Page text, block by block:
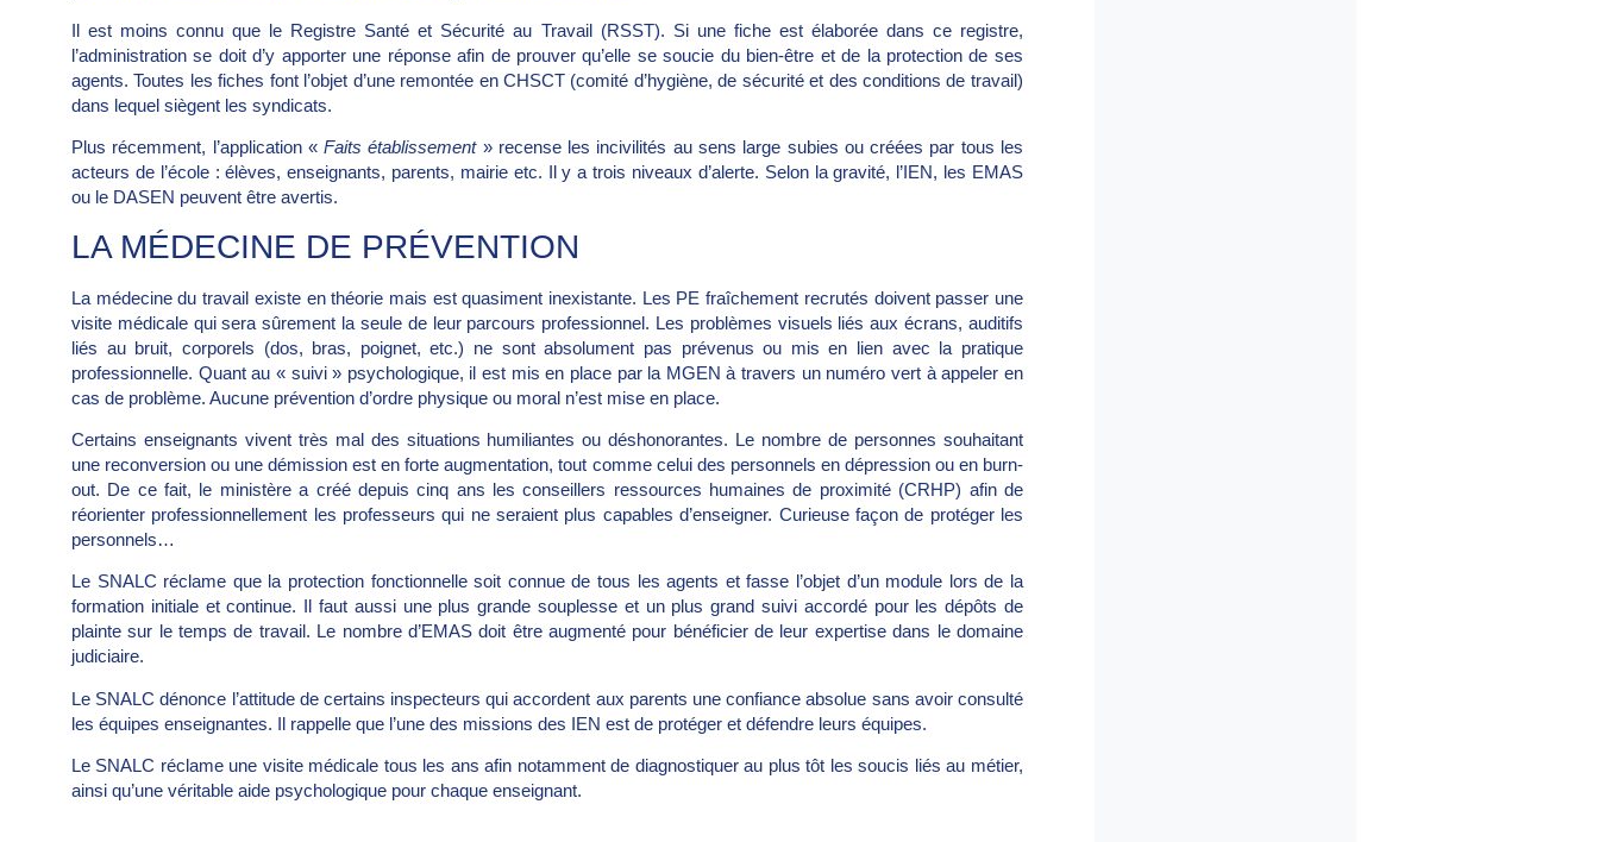
Il est moins connu que le Registre Santé et Sécurité au Travail (RSST). Si une fiche est élaborée dans ce registre,
l’administration se doit d’y apporter une réponse afin de prouver qu’elle se soucie du bien-être et de la protection de ses
agents. Toutes les fiches font l’objet d’une remontée en CHSCT (comité d’hygiène, de sécurité et des conditions de travail)
dans lequel siègent les syndicats.
Plus récemment, l’application «Faits établissement» recense les incivilités au sens large subies ou créées par tous les
acteurs de l’école : élèves, enseignants, parents, mairie etc. Il y a trois niveaux d’alerte. Selon la gravité, l’IEN, les EMAS
ou le DASEN peuvent être avertis.
LA MÉDECINE DE PRÉVENTION
La médecine du travail existe en théorie mais est quasiment inexistante. Les PE fraîchement recrutés doivent passer une
visite médicale qui sera sûrement la seule de leur parcours professionnel. Les problèmes visuels liés aux écrans, auditifs
liés au bruit, corporels (dos, bras, poignet, etc.) ne sont absolument pas prévenus ou mis en lien avec la pratique
professionnelle. Quant au « suivi » psychologique, il est mis en place par la MGEN à travers un numéro vert à appeler en
cas de problème. Aucune prévention d’ordre physique ou moral n’est mise en place.
Certains enseignants vivent très mal des situations humiliantes ou déshonorantes. Le nombre de personnes souhaitant
une reconversion ou une démission est en forte augmentation, tout comme celui des personnels en dépression ou en burn-
out. De ce fait, le ministère a créé depuis cinq ans les conseillers ressources humaines de proximité (CRHP) afin de
réorienter professionnellement les professeurs qui ne seraient plus capables d’enseigner. Curieuse façon de protéger les
personnels…
Le SNALC réclame que la protection fonctionnelle soit connue de tous les agents et fasse l’objet d’un module lors de la
formation initiale et continue. Il faut aussi une plus grande souplesse et un plus grand suivi accordé pour les dépôts de
plainte sur le temps de travail. Le nombre d’EMAS doit être augmenté pour bénéficier de leur expertise dans le domaine
judiciaire.
Le SNALC dénonce l’attitude de certains inspecteurs qui accordent aux parents une confiance absolue sans avoir consulté
les équipes enseignantes. Il rappelle que l’une des missions des IEN est de protéger et défendre leurs équipes.
Le SNALC réclame une visite médicale tous les ans afin notamment de diagnostiquer au plus tôt les soucis liés au métier,
ainsi qu’une véritable aide psychologique pour chaque enseignant.